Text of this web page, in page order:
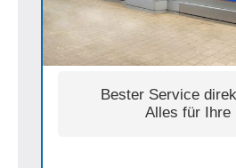
Bester Service
Alles für Ihre